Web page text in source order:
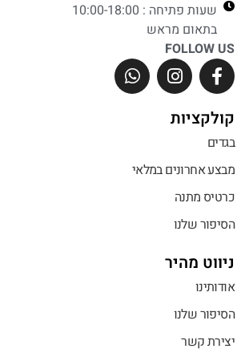
שעות פתיחה : 10:00-18:00
בתאום מראש
FOLLOW US
קולקציות
בגדים
מבצע אחרונים במלאי
כרטיס מתנה
הסיפור שלנו
ניווט מהיר
אודותינו
הסיפור שלנו
יצירת קשר